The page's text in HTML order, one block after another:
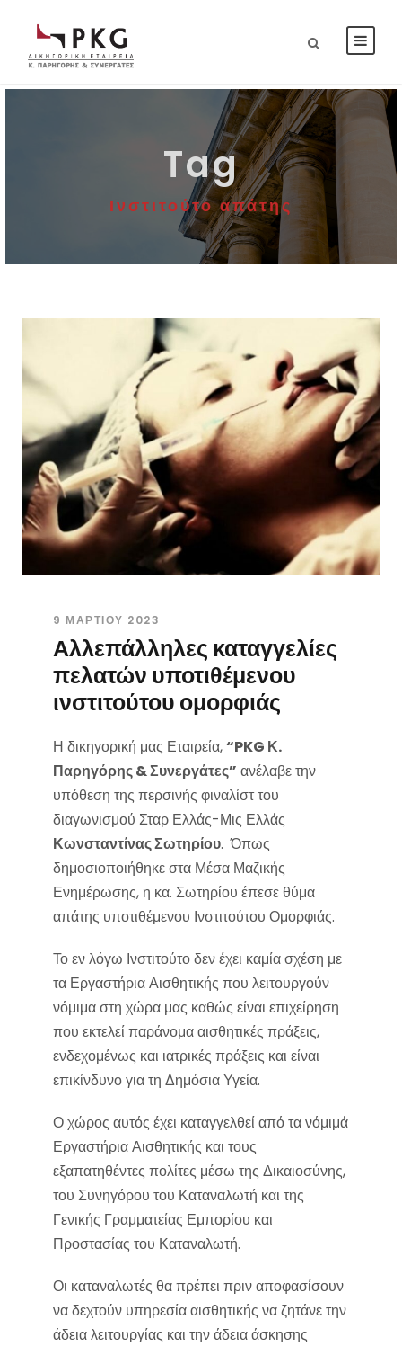
Tag
Ινστιτούτο απάτης
9 ΜΑΡΤΊΟΥ 2023
Αλλεπάλληλες καταγγελίες
πελατών υποτιθέμενου
ινστιτούτου ομορφιάς
Η δικηγορική μας Εταιρεία,“PKG Κ.
Παρηγόρης & Συνεργάτες” ανέλαβε την
υπόθεση της περσινής φιναλίστ του
διαγωνισμού Σταρ Ελλάς-Μις Ελλάς
Κωνσταντίνας Σωτηρίου. Όπως
δημοσιοποιήθηκε στα Μέσα Μαζικής
Ενημέρωσης, η κα. Σωτηρίου έπεσε θύμα
απάτης υποτιθέμενου Ινστιτούτου Ομορφιάς.
Το εν λόγω Ινστιτούτο δεν έχει καμία σχέση με
τα Εργαστήρια Αισθητικής που λειτουργούν
νόμιμα στη χώρα μας καθώς είναι επιχείρηση
που εκτελεί παράνομα αισθητικές πράξεις,
ενδεχομένως και ιατρικές πράξεις και είναι
επικίνδυνο για τη Δημόσια Υγεία.
Ο χώρος αυτός έχει καταγγελθεί από τα νόμιμά
Εργαστήρια Αισθητικής και τους
εξαπατηθέντες πολίτες μέσω της Δικαιοσύνης,
του Συνηγόρου του Καταναλωτή και της
Γενικής Γραμματείας Εμπορίου και
Προστασίας του Καταναλωτή.
Οι καταναλωτές θα πρέπει πριν αποφασίσουν
να δεχτούν υπηρεσία αισθητικής να ζητάνε την
άδεια λειτουργίας και την άδεια άσκησης